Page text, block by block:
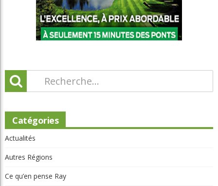
Catégories
Chroniques
Chroniques Truc du pro
Chroniques Vie de club
Compétition
Destinations